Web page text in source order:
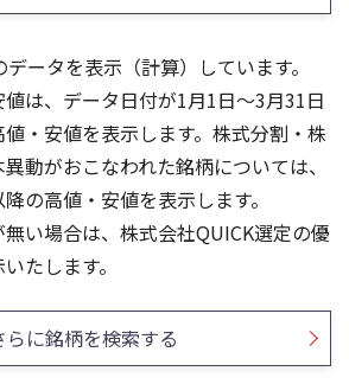
25/12
25/10
1,000
1,200
1,400
2,000
24/01
23/01
500
1,000
2,000
ータを表示（計算）しています。
は、データ日付が1月1日～3月31日
・安値を表示します。株式分割・株
動がおこなわれた銘柄については、
の高値・安値を表示します。
い場合は、株式会社QUICK選定の優
たします。
らに銘柄を検索する